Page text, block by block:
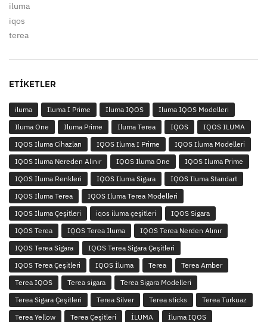
iluma
iqos
terea
ETIKETLER
iluma Iluma I Prime Iluma IQOS
Iluma IQOS Modelleri
Iluma One
Iluma Prime Iluma Terea IQOS
IQOS ILUMA
IQOS Iluma Cihazları
IQOS Iluma I Prime
IQOS Iluma Modelleri
IQOS Iluma Nereden Alınır
IQOS Iluma One
IQOS Iluma Prime
IQOS Iluma Renkleri
IQOS Iluma Sigara
IQOS Iluma Standart
IQOS Iluma Terea
IQOS Iluma Terea Modelleri
IQOS Iluma Çeşitleri
iqos iluma çeşitleri
IQOS Sigara
IQOS Terea
IQOS Terea Iluma
IQOS Terea Nerden Alınır
IQOS Terea Sigara
IQOS Terea Sigara Çeşitleri
IQOS Terea Çeşitleri
IQOS İluma Terea
Terea Amber
Terea IQOS
Terea sigara
Terea Sigara Modelleri
Terea Sigara Çeşitleri
Terea Silver Terea sticks
Terea Turkuaz
Terea Yellow
Terea Çeşitleri İLUMA
İluma IQOS